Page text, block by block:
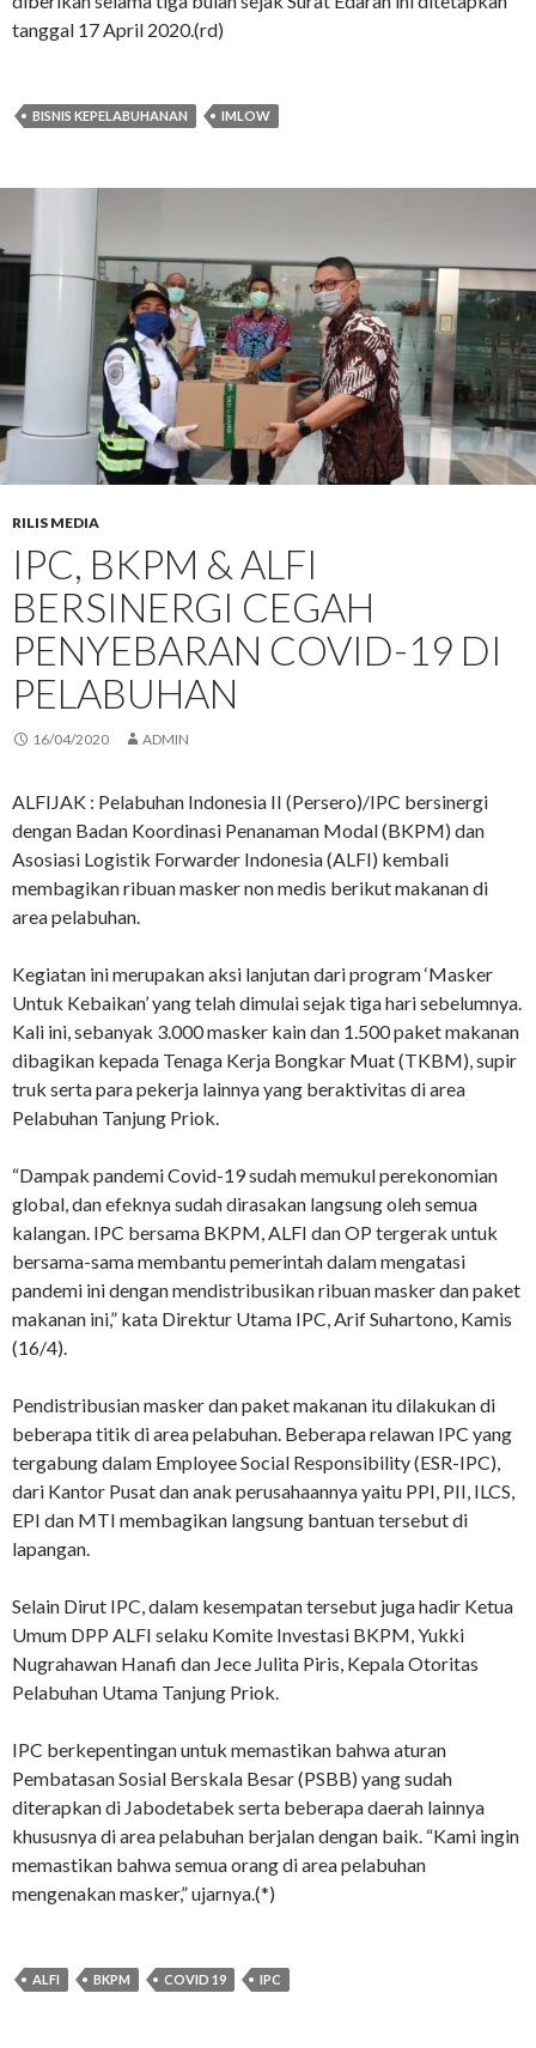
tanggal 17 April 2020.(rd)
BISNIS KEPELABUHANAN IMLOW
RILIS MEDIA
IPC, BKPM & ALFI
BERSINERGI CEGAH
PENYEBARAN COVID-19 DI
PELABUHAN
16/04/2020 ADMIN
ALFIJAK : Pelabuhan Indonesia II (Persero)/IPC bersinergi
dengan Badan Koordinasi Penanaman Modal (BKPM) dan
Asosiasi Logistik Forwarder Indonesia (ALFI) kembali
membagikan ribuan masker non medis berikut makanan di
area pelabuhan.
Kegiatan ini merupakan aksi lanjutan dari program ‘Masker
Untuk Kebaikan’ yang telah dimulai sejak tiga hari sebelumnya.
Kali ini, sebanyak 3.000 masker kain dan 1.500 paket makanan
dibagikan kepada Tenaga Kerja Bongkar Muat (TKBM), supir
truk serta para pekerja lainnya yang beraktivitas di area
Pelabuhan Tanjung Priok.
“Dampak pandemi Covid-19 sudah memukul perekonomian
global, dan efeknya sudah dirasakan langsung oleh semua
kalangan. IPC bersama BKPM, ALFI dan OP tergerak untuk
bersama-sama membantu pemerintah dalam mengatasi
pandemi ini dengan mendistribusikan ribuan masker dan paket
makanan ini,” kata Direktur Utama IPC, Arif Suhartono, Kamis
(16/4).
Pendistribusian masker dan paket makanan itu dilakukan di
beberapa titik di area pelabuhan. Beberapa relawan IPC yang
tergabung dalam Employee Social Responsibility (ESR-IPC),
dari Kantor Pusat dan anak perusahaannya yaitu PPI, PII, ILCS,
EPI dan MTI membagikan langsung bantuan tersebut di
lapangan.
Selain Dirut IPC, dalam kesempatan tersebut juga hadir Ketua
Umum DPP ALFI selaku Komite Investasi BKPM, Yukki
Nugrahawan Hanafi dan Jece Julita Piris, Kepala Otoritas
Pelabuhan Utama Tanjung Priok.
IPC berkepentingan untuk memastikan bahwa aturan
Pembatasan Sosial Berskala Besar (PSBB) yang sudah
diterapkan di Jabodetabek serta beberapa daerah lainnya
khususnya di area pelabuhan berjalan dengan baik. “Kami ingin
memastikan bahwa semua orang di area pelabuhan
mengenakan masker,” ujarnya.(*)
ALFI BKPM COVID 19 IPC